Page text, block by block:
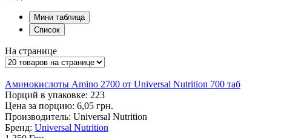
Мини таблица
Список
На странице
Аминокислоты Amino 2700 от Universal Nutrition 700 таб
Порций в упаковке: 223
Цена за порцию: 6,05 грн.
Производитель: Universal Nutrition
Бренд: Universal Nutrition